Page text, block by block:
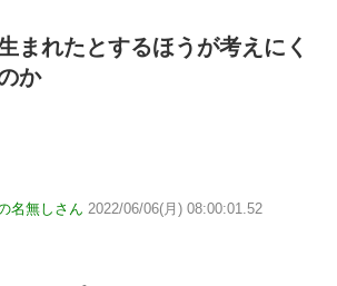
まれたとするほうが考えにく
か
名無しさん 2022/06/06(月) 08:00:01.52